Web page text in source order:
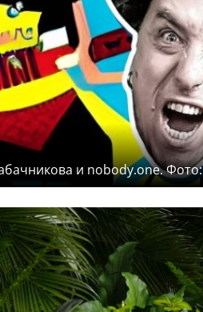
и nobody.one. Фото: